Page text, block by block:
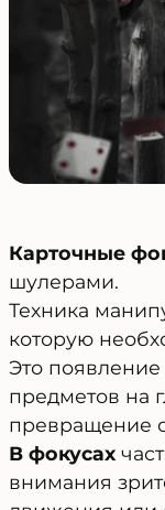
Карточные
шулерами.
Техника
которую
Это
предметов на
превращение
В фокусах
внимания